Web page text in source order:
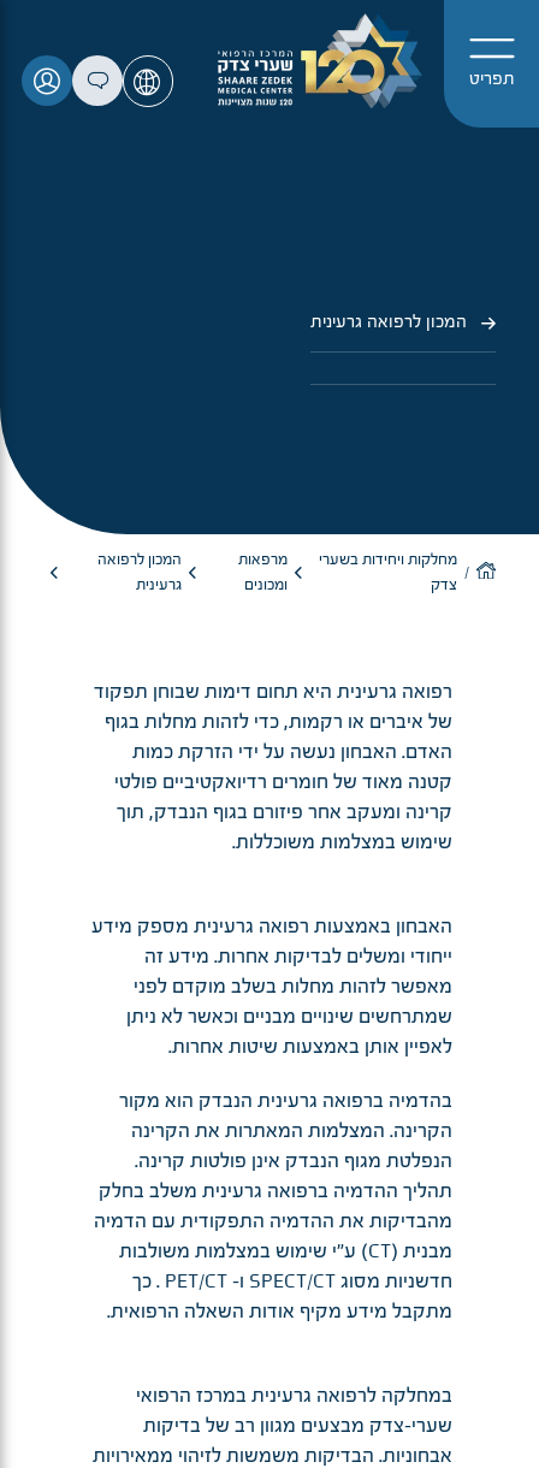
תפריט
המכון לרפואה גרעינית
מחלקות ויחידות בשערי
צדק
מרפאות
ומכונים
המכון לרפואה
גרעינית
רפואה גרעינית היא תחום דימות שבוחן תפקוד
של איברים או רקמות, כדי לזהות מחלות בגוף
האדם. האבחון נעשה על ידי הזרקת כמות
קטנה מאוד של חומרים רדיואקטיביים פולטי
קרינה ומעקב אחר פיזורם בגוף הנבדק, תוך
שימוש במצלמות משוכללות.
האבחון באמצעות רפואה גרעינית מספק מידע
ייחודי ומשלים לבדיקות אחרות. מידע זה
מאפשר לזהות מחלות בשלב מוקדם לפני
שמתרחשים שינויים מבניים וכאשר לא ניתן
לאפיין אותן באמצעות שיטות אחרות.
בהדמיה ברפואה גרעינית הנבדק הוא מקור
הקרינה. המצלמות המאתרות את הקרינה
הנפלטת מגוף הנבדק אינן פולטות קרינה.
תהליך ההדמיה ברפואה גרעינית משלב בחלק
מהבדיקות את ההדמיה התפקודית עם הדמיה
מבנית (CT) ע"י שימוש במצלמות משולבות
חדשניות מסוג SPECT/CT ו- PET/CT . כך
מתקבל מידע מקיף אודות השאלה הרפואית.
במחלקה לרפואה גרעינית במרכז הרפואי
שערי-צדק מבצעים מגוון רב של בדיקות
אבחוניות. הבדיקות משמשות לזיהוי ממאירויות